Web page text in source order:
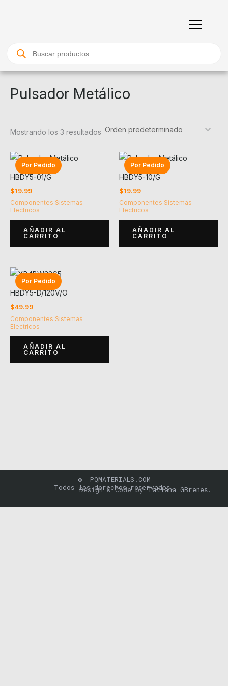
productos
Pulsador Metálico
Mostrando los 3 resultados
Por Pedido
HBDY5-01/G
$19.99
Componentes Sistemas
Electricos
AÑADIR AL
CARRITO
Por Pedido
HBDY5-10/G
$19.99
Componentes Sistemas
Electricos
AÑADIR AL
CARRITO
Por Pedido
HBDY5-D/120V/O
$49.99
Componentes Sistemas
Electricos
AÑADIR AL
CARRITO
© PQMATERIALS.COM
Todos los derechos reservados.
Design & Code byTatiana GBrenes.